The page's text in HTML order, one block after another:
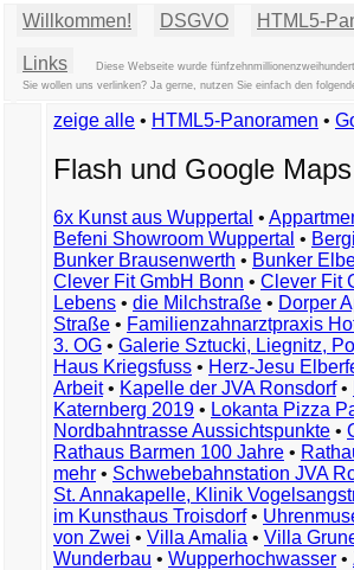
Willkommen! DSGVO HTML5-
Links
Diese Webseite wurde
Sie wollen uns verlinken? Ja gerne, nutzen Sie einfach den
zeige alle • HTML5-Panoramen •
Flash und Google
6x Kunst aus Wuppertal •
Befeni Showroom Wuppertal •
Bunker Brausenwerth • Bunker
Clever Fit GmbH Bonn • Clever Fit
Lebens • die Milchstraße • Dorper
Straße • Familienzahnarztpraxis
3. OG • Galerie Sztucki, Liegnitz,
Haus Kriegsfuss • Herz-Jesu
Arbeit• Kapelle der JVA Ronsdorf•
Katernberg 2019 • Lokanta Pizza
Nordbahntrasse Aussichtspunkte •
Rathaus Barmen 100 Jahre •
mehr • Schwebebahnstation JVA
St. Annakapelle, Klinik
im Kunsthaus Troisdorf•
von Zwei • Villa Amalia • Villa
Wunderbau • Wupperhochwasser •